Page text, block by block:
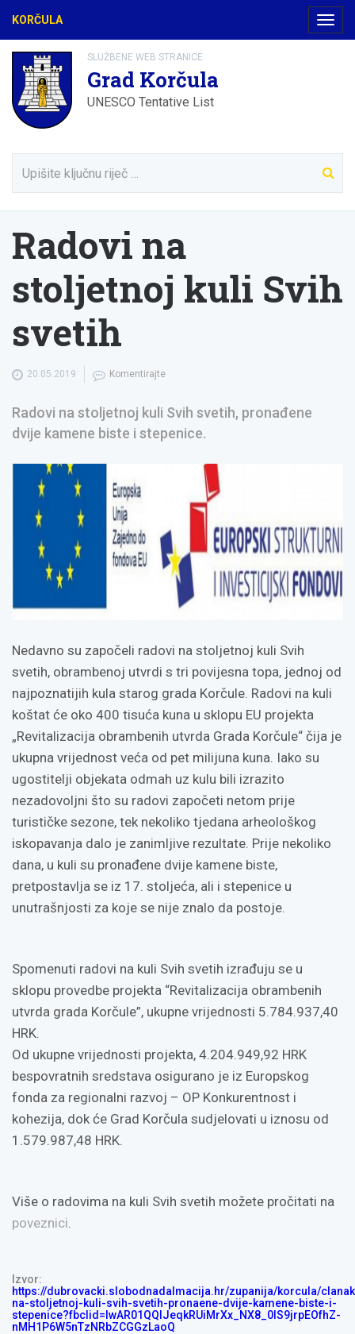
KORČULA
SLUŽBENE WEB STRANICE
Grad Korčula
UNESCO Tentative List
Radovi na
stoljetnoj kuli Svih
svetih
20.05.2019 Komentirajte
Radovi na stoljetnoj kuli Svih svetih, pronađene
dvije kamene biste i stepenice.
Nedavno su započeli radovi na stoljetnoj kuli Svih
svetih, obrambenoj utvrdi s tri povijesna topa, jednoj od
najpoznatijih kula starog grada Korčule. Radovi na kuli
koštat će oko 400 tisuća kuna u sklopu EU projekta
„Revitalizacija obrambenih utvrda Grada Korčule“ čija je
ukupna vrijednost veća od pet milijuna kuna. Iako su
ugostitelji objekata odmah uz kulu bili izrazito
nezadovoljni što su radovi započeti netom prije
turističke sezone, tek nekoliko tjedana arheološkog
iskopavanja dalo je zanimljive rezultate. Prije nekoliko
dana, u kuli su pronađene dvije kamene biste,
pretpostavlja se iz 17. stoljeća, ali i stepenice u
unutrašnjosti za koje se nije znalo da postoje.
Spomenuti radovi na kuli Svih svetih izrađuju se u
sklopu provedbe projekta “Revitalizacija obrambenih
utvrda grada Korčule”, ukupne vrijednosti 5.784.937,40
HRK.
Od ukupne vrijednosti projekta, 4.204.949,92 HRK
bespovratnih sredstava osigurano je iz Europskog
fonda za regionalni razvoj – OP Konkurentnost i
kohezija, dok će Grad Korčula sudjelovati u iznosu od
1.579.987,48 HRK.
Više o radovima na kuli Svih svetih možete pročitati na
poveznici.
Izvor:
https://dubrovacki.slobodnadalmacija.hr/zupanija/korcula/
na-stoljetnoj-kuli-svih-svetih-pronaene-dvije-kamene-biste-i-
stepenice?fbclid=IwAR01QQlJeqkRUiMrXx_NX8_0IS9jrpEOfhZ-
nMH1P6W5nTzNRbZCGGzLaoQ